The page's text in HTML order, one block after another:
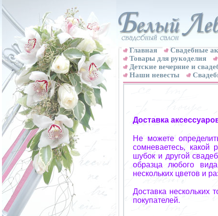
Главная
Свадебные
Товары для рукоделия
Детские вечерние и
Наши невесты
Доставка
Не можете
сомневаетесь, какой
шубок и другой
образца любого
нескольких цветов и
Доставка нескольких
покупателей.